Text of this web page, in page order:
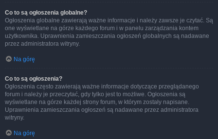
Co to są ogłoszenia globalne?
Ogłoszenia globalne zawierają ważne informacje i należy zawsze je czytać. Są
one wyświetlane na górze każdego forum i w panelu zarządzania kontem
użytkownika. Uprawnienia zamieszczania ogłoszeń globalnych są nadawane
przez administratora witryny.
Na górę
Co to są ogłoszenia?
Ogłoszenia często zawierają ważne informacje dotyczące przeglądanego
forum i należy je przeczytać, gdy tylko jest to możliwe. Ogłoszenia są
wyświetlane na górze każdej strony forum, w którym zostały napisane.
Uprawnienia zamieszczania ogłoszeń są nadawane przez administratora
witryny.
Na górę